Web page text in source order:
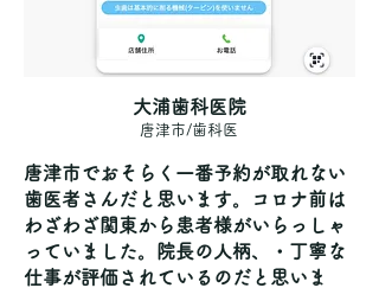
大浦歯科医院
唐津市/歯科医
唐津市でおそらく一番予約が取れない
歯医者さんだと思います。コロナ前は
わざわざ関東から患者様がいらっしゃ
っていました。院長の人柄、・丁寧な
仕事が評価されているのだと思いま